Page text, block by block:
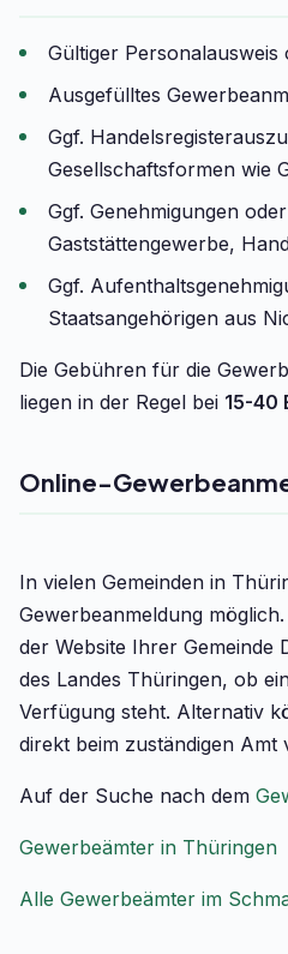
Gültiger Personalausweis
Ausgefülltes
Ggf.
Gesellschaftsformen wie
Ggf. Genehmigungen
Gaststättengewerbe,
Ggf.
Staatsangehörigen aus
Die Gebühren für die
liegen in der Regel bei 15-40
Online-
In vielen Gemeinden in
Gewerbeanmeldung
der Website Ihrer Gemeinde
des Landes Thüringen, ob
Verfügung steht. Alternativ
direkt beim zuständigen Amt
Auf der Suche nach dem
Gewerbeämter in Thüringen
Alle Gewerbeämter im